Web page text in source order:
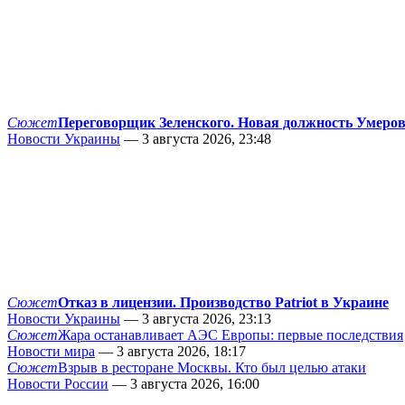
СюжетПереговорщик Зеленского. Новая должность
Новости Украины — 3 августа 2026, 23:48
СюжетОтказ в лицензии. Производство Patriot в Украине
Новости Украины — 3 августа 2026, 23:13
СюжетЖара останавливает АЭС Европы: первые последствия
Новости мира — 3 августа 2026, 18:17
СюжетВзрыв в ресторане Москвы. Кто был целью атаки
Новости России — 3 августа 2026, 16:00